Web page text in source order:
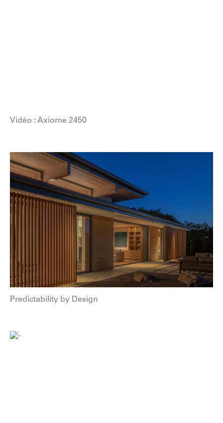
Vidéo : Axiome 2450
Predictability by Design